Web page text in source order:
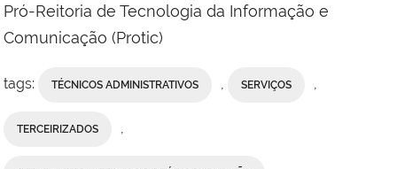
Pró-Reitoria de Tecnologia da Informação e
Comunicação (Protic)
tags: TÉCNICOS ADMINISTRATIVOS SERVIÇOS
TERCEIRIZADOS